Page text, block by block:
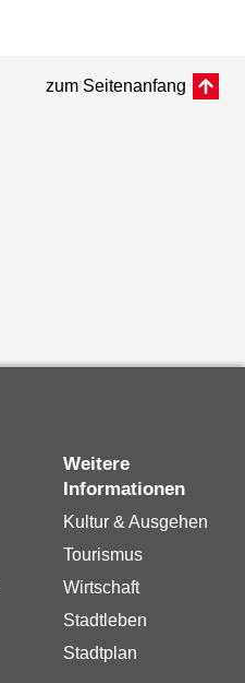
zum Seitenanfang
Weitere
Informationen
Kultur & Ausgehen
Tourismus
Wirtschaft
Stadtleben
Stadtplan